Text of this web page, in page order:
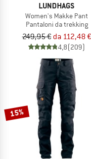
LUNDHAGS
Women's Makke Pant
Pantaloni da trekking
249,95 € da 112,48 €
4,8(209)
15%